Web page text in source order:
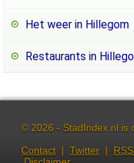
Het weer in Hillegom
Restaurants in
© 2026 - StadIndex.nl is
Contact | Twitter |